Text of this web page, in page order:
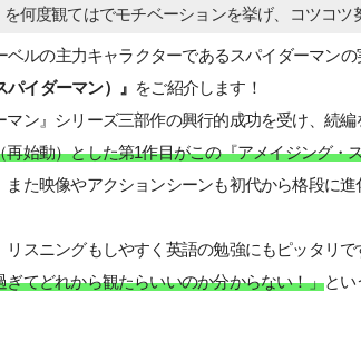
何度観てはでモチベーションを挙げ、コツコツ
ルの主力キャラクターであるスパイダーマン
イダーマン）』 をご紹介します！
ン』シリーズ三部作の興行的成功を受け、続
再始動）とした第1作目がこの『アメイジング・
た映像やアクションシーンも初代から格段に
スニングもしやすく英語の勉強にもピッタリ
てどれから観たらいいのか分からない！」とい